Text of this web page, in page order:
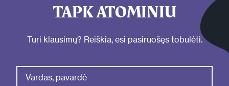
TAPK ATOMINIU
Turi klausimų? Reiškia, esi pasiruošęs tobulėti.